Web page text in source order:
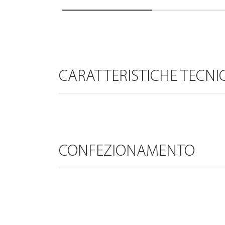
CARATTERISTICHE
CONFEZIONAMENTO